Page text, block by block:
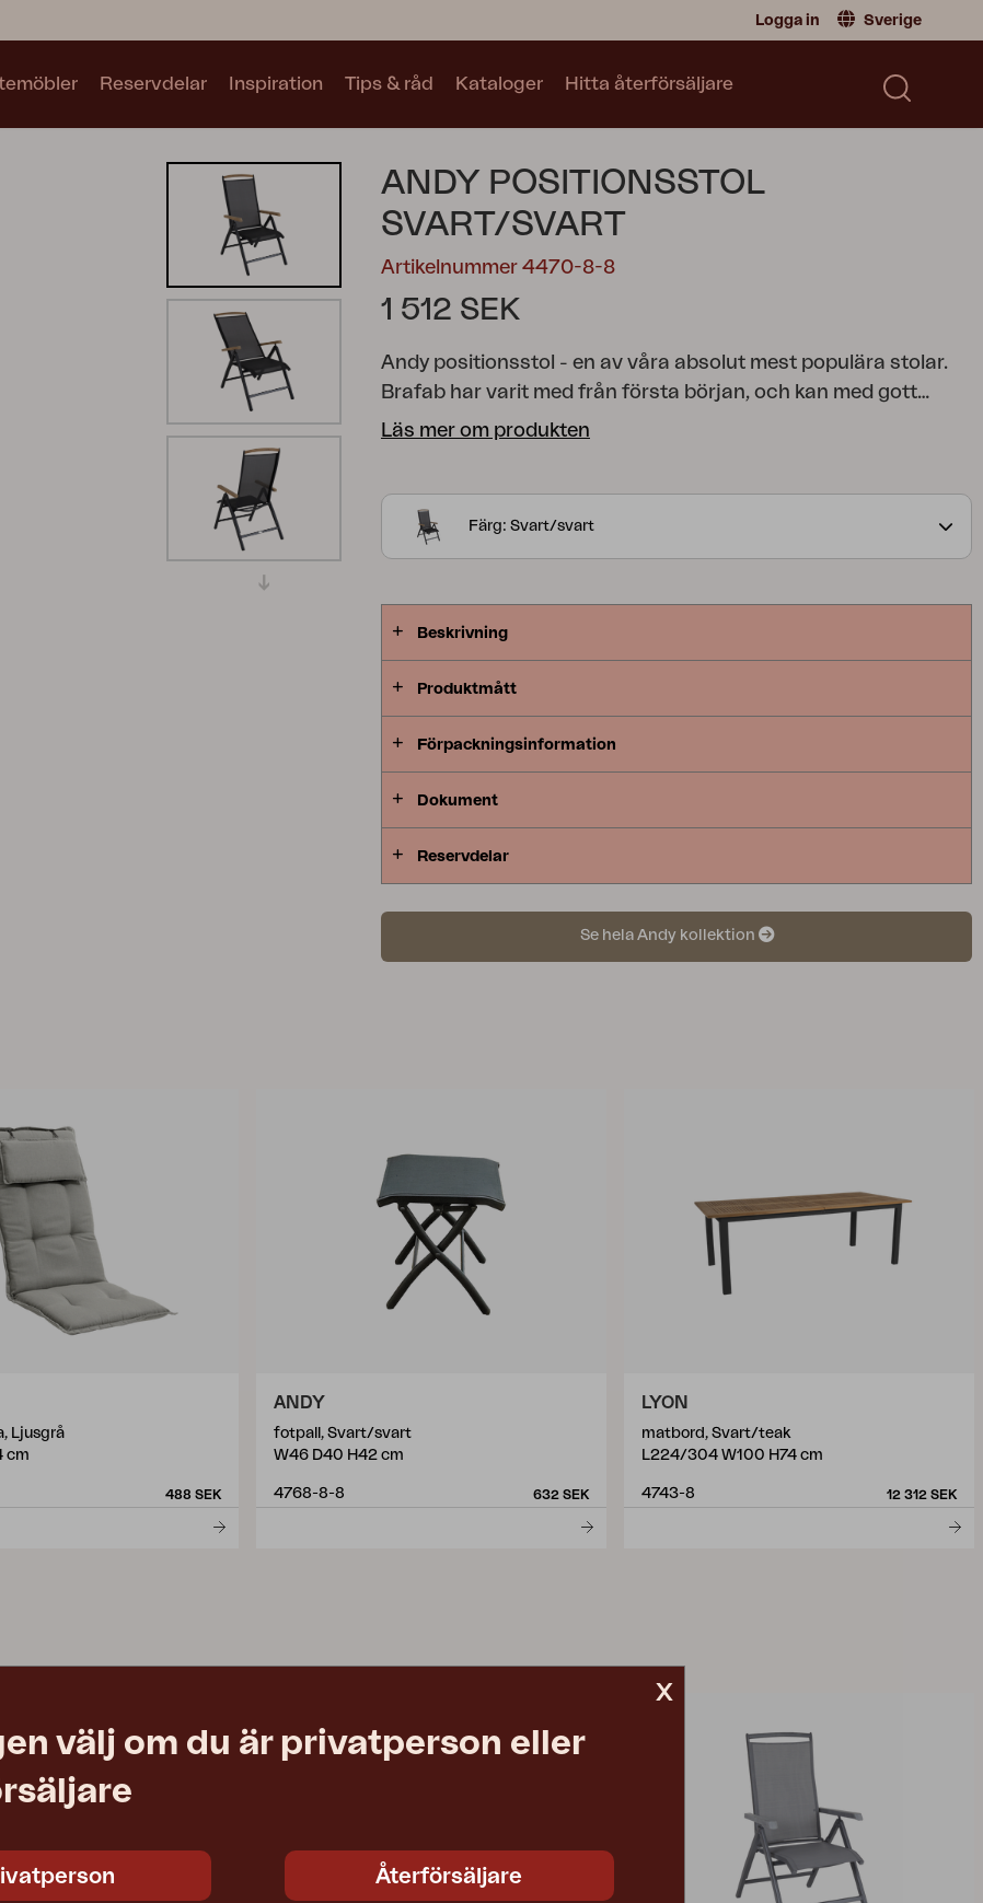
Logga in Sverige
Återförsäljare
Kollektioner
Blixt Trolly
Grower Greens
Kataloger
Reservdelar Inspiration Tips & råd Kataloger Hitta återförsäljare
ANDY POSITIONSSTOL
SVART/SVART
Artikelnummer 4470-8-8
1 512 SEK
Andy positionsstol - en av våra absolut mest populära stolar.
Brafab har varit med från första början, och kan med gott
samvete säga att ”vi har originalet”! Stomme av aluminium
att kombinera med våra bord i olika storlekar och material.
Läs mer om produkten
Färg: Svart/svart
Beskrivning
Produktmått
Förpackningsinformation
Dokument
Reservdelar
Se hela Andy kollektion
Ljusgrå
cm
488 SEK
ANDY
fotpall, Svart/svart
W46 D40 H42 cm
4768-8-8 632 SEK
LYON
matbord, Svart/teak
L224/304 W100 H74 cm
4743-8 12 312 SEK
x
välj om du är privatperson eller
Återförsäljare